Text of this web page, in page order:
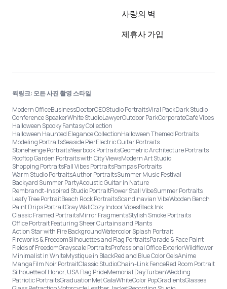
사랑의 벽
제휴사 가입
퀵링크: 모든 사진 촬영 스타일
Modern OfficeBusinessDoctorCEOStudio PortraitsViral PackDark Studio
Conference SpeakerWhite StudioLawyerOutdoor ParkCorporateCafé Vibes
Halloween Spooky Fantasy Collection
Halloween Haunted Elegance CollectionHalloween Themed Portraits
Modeling PortraitsSeaside PierElectric Guitar Portraits
Stonehenge PortraitsYearbook PortraitsGeometric Architecture Portraits
Rooftop Garden Portraits with City ViewsModern Art Studio
Shopping PortraitsFall Vibes PortraitsPampas Portraits
Warm Studio PortraitsAuthor PortraitsSummer Music Festival
Backyard Summer PartyAcoustic Guitar in Nature
Rembrandt-Inspired Studio PortraitFlower Stall VibeSummer Portraits
Leafy Tree PortraitBeach Rock PortraitsScandinavian VibeWooden Bench
Paint Drips PortraitGray WallCozy Indoor VibesBlack Ink
Classic Framed PortraitsMirror FragmentsStylish Smoke Portraits
Office Portrait Featuring Sheer Curtains and Plants
Action Star with Fire BackgroundWatercolor Splash Portrait
Fireworks & FreedomSilhouettes and Flag PortraitsParade & Face Paint
Fields of FreedomGrayscale PortraitsProfessional Office ExteriorWildflower
Minimalist in WhiteMystique in BlackRed and Blue Color GelsAnime
MangaFilm Noir PortraitClassic StudioChain-Link FenceRed Room Portrait
Silhouette of Honor, USA Flag PrideMemorial DayTurbanWedding
Patriotic PortraitsGraduationMet GalaWhiteColor PopGradientsGlasses